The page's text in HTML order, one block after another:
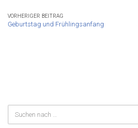
VORHERIGER BEITRAG
Geburtstag und Frühlingsanfang